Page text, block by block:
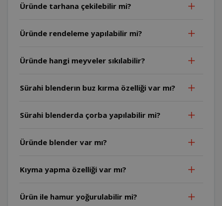
Üründe tarhana çekilebilir mi?
Üründe rendeleme yapılabilir mi?
Üründe hangi meyveler sıkılabilir?
Sürahi blenderın buz kırma özelliği var mı?
Sürahi blenderda çorba yapılabilir mi?
Üründe blender var mı?
Kıyma yapma özelliği var mı?
Ürün ile hamur yoğurulabilir mi?